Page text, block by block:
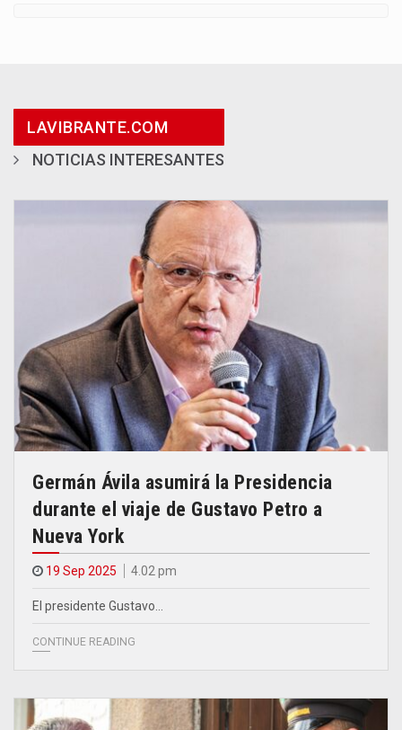
LAVIBRANTE.COM
NOTICIAS INTERESANTES
Germán Ávila asumirá la Presidencia
durante el viaje de Gustavo Petro a
Nueva York
19 Sep 2025 4.02 pm
El presidente Gustavo…
CONTINUE READING